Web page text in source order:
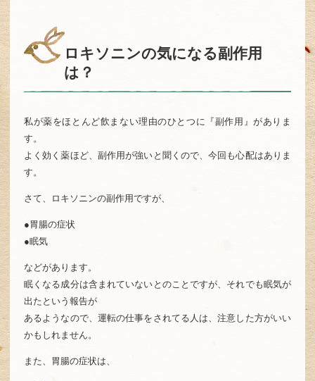
ロキソニンの気になる副作用
は？
私が薬をほとんど飲まない理由のひとつに『副作用』がありま
す。
よく効く薬ほど、副作用が強いと聞くので、今回も心配はありま
す。
さて、ロキソニンの副作用ですが、
●胃腸の症状
●眠気
などがあります。
眠くなる成分は含まれていないとのことですが、それでも眠気が
出たという報告が
あるようなので、運転の仕事をされてる人は、注意した方がいい
かもしれません。
また、胃腸の症状は、